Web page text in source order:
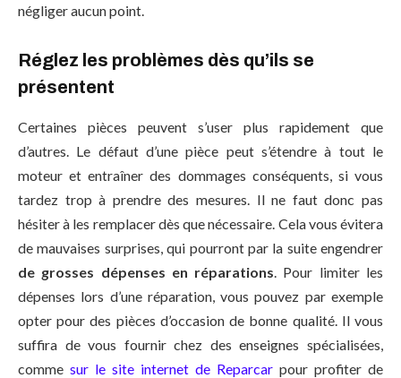
négliger aucun point.
Réglez les problèmes dès qu’ils se
présentent
Certaines pièces peuvent s’user plus rapidement que
d’autres. Le défaut d’une pièce peut s’étendre à tout le
moteur et entraîner des dommages conséquents, si vous
tardez trop à prendre des mesures. Il ne faut donc pas
hésiter à les remplacer dès que nécessaire. Cela vous évitera
de mauvaises surprises, qui pourront par la suite engendrer
de grosses dépenses en réparations . Pour limiter les
dépenses lors d’une réparation, vous pouvez par exemple
opter pour des pièces d’occasion de bonne qualité. Il vous
suffira de vous fournir chez des enseignes spécialisées,
comme sur le site internet de Reparcar pour profiter de